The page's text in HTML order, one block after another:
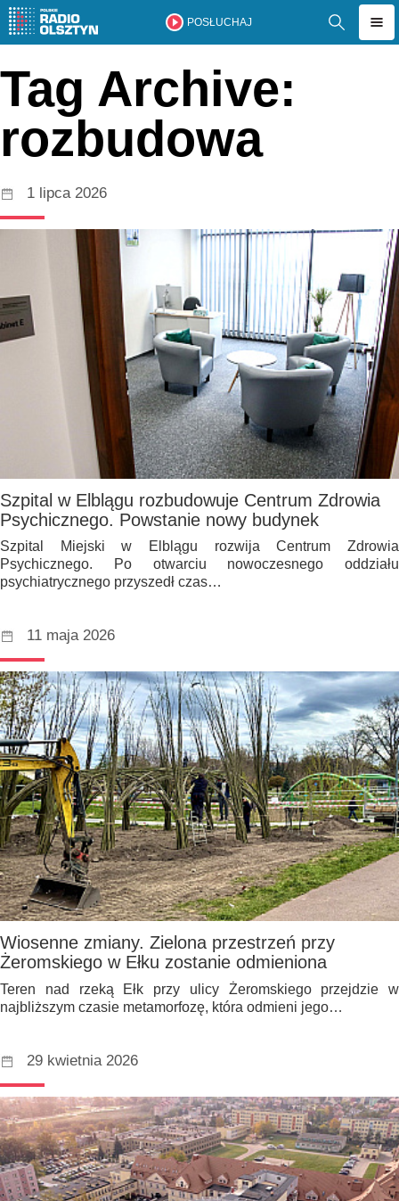
POSŁUCHAJ
Tag Archive:
rozbudowa
1 lipca 2026
Szpital w Elblągu rozbudowuje Centrum Zdrowia
Psychicznego. Powstanie nowy budynek
Szpital Miejski w Elblągu rozwija Centrum Zdrowia
Psychicznego. Po otwarciu nowoczesnego oddziału
psychiatrycznego przyszedł czas…
11 maja 2026
Wiosenne zmiany. Zielona przestrzeń przy
Żeromskiego w Ełku zostanie odmieniona
Teren nad rzeką Ełk przy ulicy Żeromskiego przejdzie w
najbliższym czasie metamorfozę, która odmieni jego…
29 kwietnia 2026